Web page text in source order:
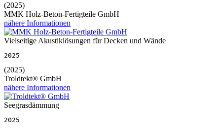
(2025)
MMK Holz-Beton-Fertigteile GmbH
nähere Informationen
Vielseitige Akustiklösungen für Decken und Wände
2025
(2025)
Troldtekt® GmbH
nähere Informationen
Seegrasdämmung
2025